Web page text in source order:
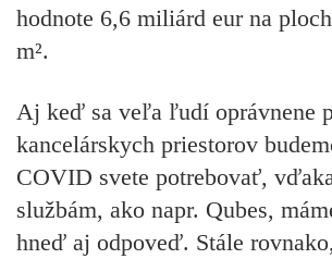
hodnote 6,6 miliárd eur na
m².
Aj keď sa veľa ľudí oprávnene
kancelárskych priestorov
COVID svete potrebovať,
službám, ako napr. Qubes,
hneď aj odpoveď. Stále